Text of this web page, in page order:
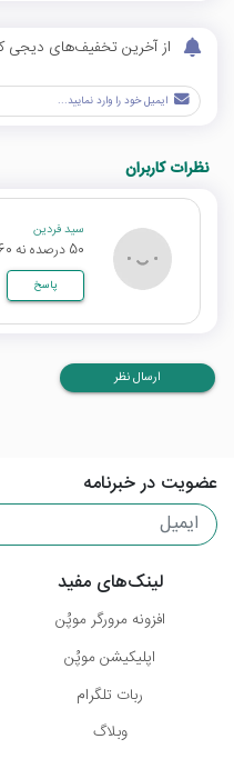
از آخرین تخفیف‌های دیجی
نظرات کاربران
سید فردین
50 درصده نه 60 اصلاح کنید
پاسخ
ارسال نظر
عضویت در خبرنامه
لینک‌های مفید
افزونه مرورگر موپُن
اپلیکیشن موپُن
ربات تلگرام
وبلاگ